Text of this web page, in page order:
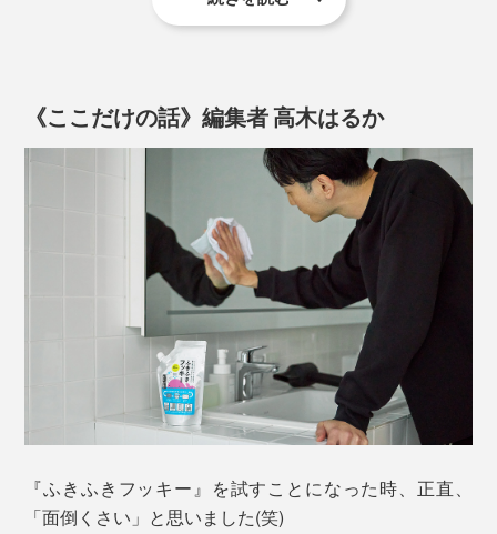
(2)使い古しのタオルなど、用意したぞうきん（綿100％
がオススメ）を、洗浄液に浸けたら、よく絞ってくださ
『ふきふきフッキー』入りの洗浄液で洗うと、汚れたぞうきんも真っ白に！洗浄
ふつう、汚れたぞうきんを、水で洗っても、黒ずみはも
うとれませんが、『ふきふきフッキー』入りの洗浄液
は、違います。
ぞうきんを洗った洗浄液そのものは、もちろん黒く濁り
ますが、くり返し使ってOK。めんどうなバケツの水替
えは、必要なし。
窓ガラスから、フローリング床の隅々まで、約15畳の部
動画は『ふきふきフッキー』をつくった、がんこ本舗オススメの掃除方法
洗剤が、下水をとおって海へ流れていく間に、微生物な
どによって分解されて、水へ戻っていく－－。
これを「易生分解（いせいぶんかい）」と言いますが、
『ふきふきフッキー』の易生分解性は、世界的なOECD
基準のDOC法試験において、21日間で達成したことを
確認しています。
《ここだけの話》編集者 高木はるか
『ふきふきフッキー』を試すことになった時、正直、
「面倒くさい」と思いました(笑)